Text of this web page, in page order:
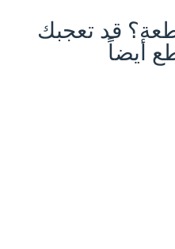
قد تعجبك
أيضاً